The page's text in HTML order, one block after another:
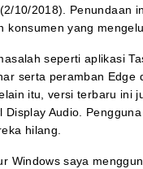
10/2018). Penundaan
konsumen yang
seperti aplikasi
serta peramban Edge
itu, versi terbaru ini
Audio.
hilang.
Windows saya